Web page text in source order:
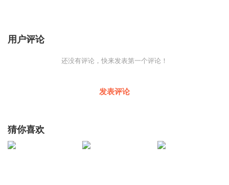
用户评论
还没有评论，快来发表第一个评论！
发表评论
猜你喜欢